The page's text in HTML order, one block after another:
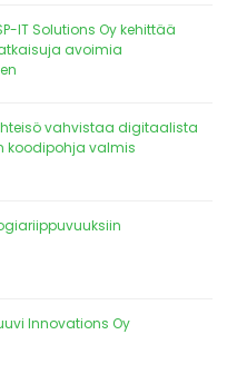
IT Solutions Oy kehittää
avoimia
vahvistaa digitaalista
koodipohja valmis
Innovations Oy